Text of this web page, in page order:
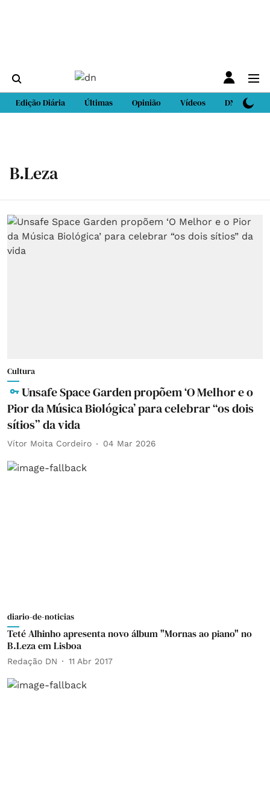
Edição Diária Últimas Opinião Vídeos DN Sport
B.Leza
Cultura
Unsafe Space Garden propõem ‘O Melhor e o
Pior da Música Biológica’ para celebrar “os dois
sítios” da vida
Vítor Moita Cordeiro 04 Mar 2026
diario-de-noticias
Teté Alhinho apresenta novo álbum "Mornas ao piano" no
B.Leza em Lisboa
Redação DN 11 Abr 2017